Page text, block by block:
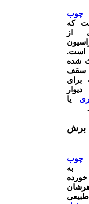
چوب
که
از
است.
شده
سقف
برای
یا
برش
چوب
به